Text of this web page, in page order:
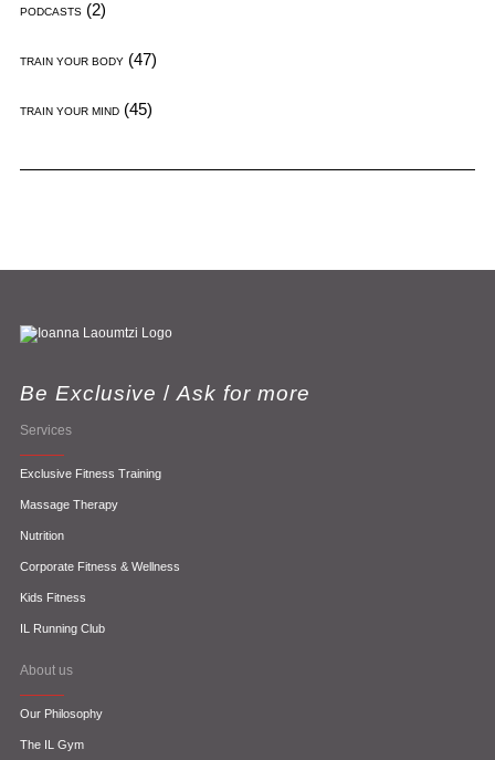
PODCASTS(2)
TRAIN YOUR BODY(47)
TRAIN YOUR MIND(45)
Be Exclusive / Ask for more
Services
Exclusive Fitness Training
Massage Therapy
Nutrition
Corporate Fitness & Wellness
Kids Fitness
IL Running Club
About us
Our Philosophy
The IL Gym